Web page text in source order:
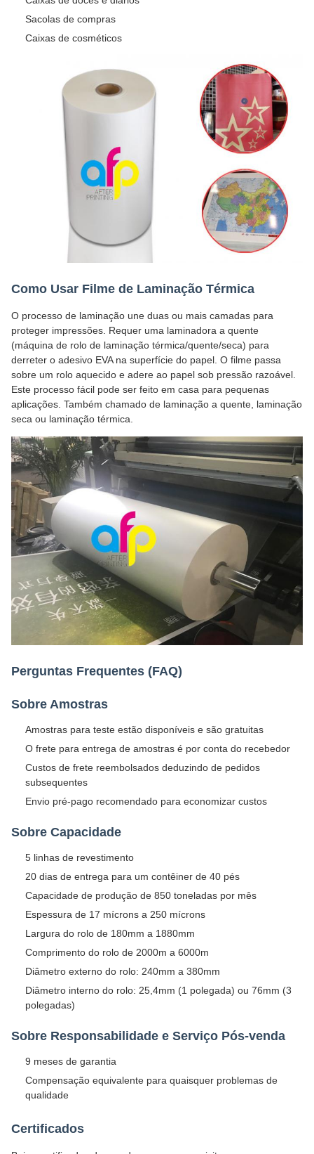
Sacolas de compras
Caixas de cosméticos
Como Usar Filme de Laminação Térmica
O processo de laminação une duas ou mais camadas para
proteger impressões. Requer uma laminadora a quente
(máquina de rolo de laminação térmica/quente/seca) para
derreter o adesivo EVA na superfície do papel. O filme passa
sobre um rolo aquecido e adere ao papel sob pressão razoável.
Este processo fácil pode ser feito em casa para pequenas
aplicações. Também chamado de laminação a quente, laminação
seca ou laminação térmica.
Perguntas Frequentes (FAQ)
Sobre Amostras
Amostras para teste estão disponíveis e são gratuitas
O frete para entrega de amostras é por conta do recebedor
Custos de frete reembolsados deduzindo de pedidos
subsequentes
Envio pré-pago recomendado para economizar custos
Sobre Capacidade
5 linhas de revestimento
20 dias de entrega para um contêiner de 40 pés
Capacidade de produção de 850 toneladas por mês
Espessura de 17 mícrons a 250 mícrons
Largura do rolo de 180mm a 1880mm
Comprimento do rolo de 2000m a 6000m
Diâmetro externo do rolo: 240mm a 380mm
Diâmetro interno do rolo: 25,4mm (1 polegada) ou 76mm (3
polegadas)
Sobre Responsabilidade e Serviço Pós-venda
9 meses de garantia
Compensação equivalente para quaisquer problemas de
qualidade
Certificados